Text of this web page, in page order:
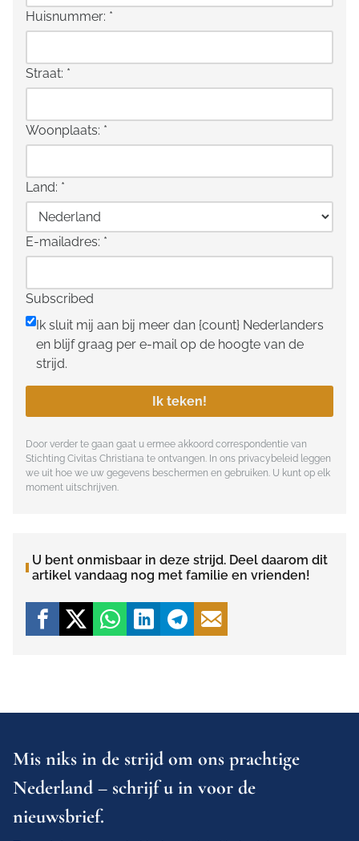
Huisnummer: *
Straat: *
Woonplaats: *
Land: *
E-mailadres: *
Subscribed
Ik sluit mij aan bij meer dan {count} Nederlanders
en blijf graag per e-mail op de hoogte van de
strijd.
Ik teken!
Door verder te gaan gaat u ermee akkoord correspondentie van
Stichting Civitas Christiana te ontvangen. In ons privacybeleid leggen
we uit hoe we uw gegevens beschermen en gebruiken. U kunt op elk
moment uitschrijven.
U bent onmisbaar in deze strijd. Deel daarom dit
artikel vandaag nog met familie en vrienden!
Mis niks in de strijd om ons prachtige
Nederland – schrijf u in voor de
nieuwsbrief.